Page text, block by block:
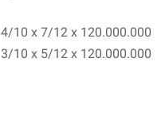
4/10 x 7/12 x 120.000.000
3/10 x 5/12 x 120.000.000